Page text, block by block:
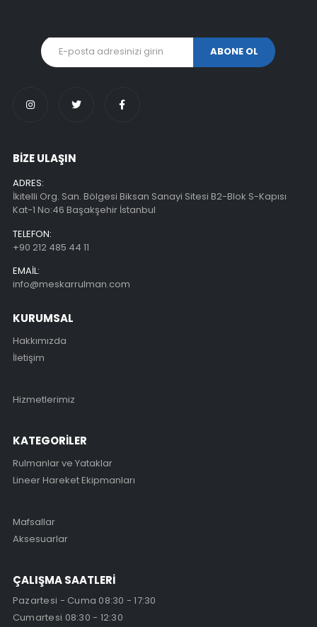
BİZE ULAŞIN
ADRES:
İkitelli Org. San. Bölgesi Biksan Sanayi Sitesi B2-Blok S-Kapısı
Kat-1 No:46 Başakşehir İstanbul
TELEFON:
+90 212 485 44 11
EMAIL:
info@meskarrulman.com
KURUMSAL
Hakkımızda
İletişim
Hizmetlerimiz
KATEGORİLER
Rulmanlar ve Yataklar
Lineer Hareket Ekipmanları
Mafsallar
Aksesuarlar
ÇALIŞMA SAATLERİ
Pazartesi - Cuma 08:30 - 17:30
Cumartesi 08:30 - 12:30